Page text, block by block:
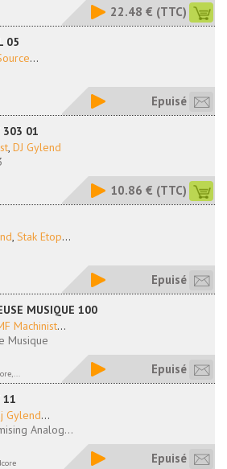
22.48 € (TTC)
05
...
Epuisé
303 01
, DJ Gylend
10.86 € (TTC)
, Stak Etop...
Epuisé
MUSIQUE 100
Machinist...
Musique
Epuisé
11
Gylend...
Analog...
Epuisé